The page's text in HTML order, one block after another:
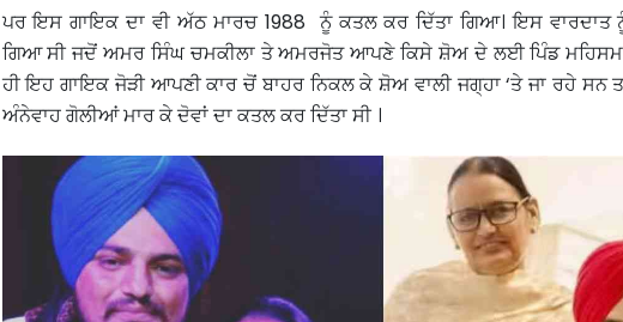
ਪਰ ਇਸ ਗਾਇਕ ਦਾ ਵੀ ਅੱਠ ਮਾਰਚ 1988 ਨੂੰ ਕਤਲ ਕਰ ਦਿੱਤਾ ਗਿਆ। ਇਸ ਵਾਰਦਾਤ
ਗਿਆ ਸੀ ਜਦੋਂ ਅਮਰ ਸਿੰਘ ਚਮਕੀਲਾ ਤੇ ਅਮਰਜੋਤ ਆਪਣੇ ਕਿਸੇ ਸ਼ੋਅ ਦੇ ਲਈ ਪਿੰਡ
ਹੀ ਇਹ ਗਾਇਕ ਜੋੜੀ ਆਪਣੀ ਕਾਰ ਚੋਂ ਬਾਹਰ ਨਿਕਲ ਕੇ ਸ਼ੋਅ ਵਾਲੀ ਜਗ੍ਹਾ ‘ਤੇ ਜਾ ਰਹੇ ਸਨ
ਅੰਨੇਵਾਹ ਗੋਲੀਆਂ ਮਾਰ ਕੇ ਦੋਵਾਂ ਦਾ ਕਤਲ ਕਰ ਦਿੱਤਾ ਸੀ ।